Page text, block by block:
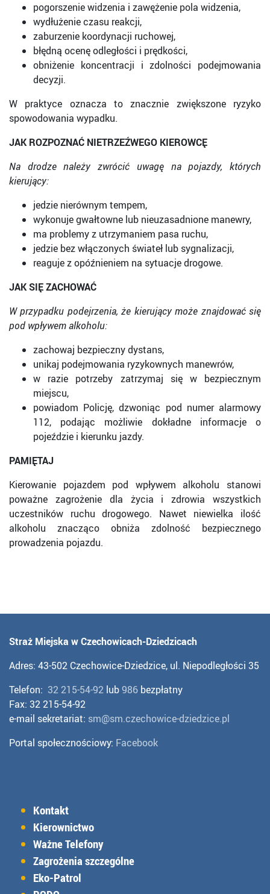
pogorszenie widzenia i zawężenie pola widzenia,
wydłużenie czasu reakcji,
zaburzenie koordynacji ruchowej,
błędną ocenę odległości i prędkości,
obniżenie koncentracji i zdolności podejmowania
decyzji.
W praktyce oznacza to znacznie zwiększone ryzyko
spowodowania wypadku.
JAK ROZPOZNAĆ NIETRZEŹWEGO KIEROWCĘ
Na drodze należy zwrócić uwagę na pojazdy, których
kierujący:
jedzie nierównym tempem,
wykonuje gwałtowne lub nieuzasadnione manewry,
ma problemy z utrzymaniem pasa ruchu,
jedzie bez włączonych świateł lub sygnalizacji,
reaguje z opóźnieniem na sytuacje drogowe.
JAK SIĘ ZACHOWAĆ
W przypadku podejrzenia, że kierujący może znajdować się
pod wpływem alkoholu:
zachowaj bezpieczny dystans,
unikaj podejmowania ryzykownych manewrów,
w razie potrzeby zatrzymaj się w bezpiecznym
miejscu,
powiadom Policję, dzwoniąc pod numer alarmowy
112, podając możliwie dokładne informacje o
pojeździe i kierunku jazdy.
PAMIĘTAJ
Kierowanie pojazdem pod wpływem alkoholu stanowi
poważne zagrożenie dla życia i zdrowia wszystkich
uczestników ruchu drogowego. Nawet niewielka ilość
alkoholu znacząco obniża zdolność bezpiecznego
prowadzenia pojazdu.
Straż Miejska w Czechowicach-Dziedzicach
Adres: 43-502 Czechowice-Dziedzice, ul. Niepodległości 35
Telefon: 32 215-54-92 lub986 bezpłatny
Fax: 32 215-54-92
e-mail sekretariat: sm@sm.czechowice-dziedzice.pl
Portal społecznościowy: Facebook
Kontakt
Kierownictwo
Ważne Telefony
Zagrożenia szczególne
Eko-Patrol